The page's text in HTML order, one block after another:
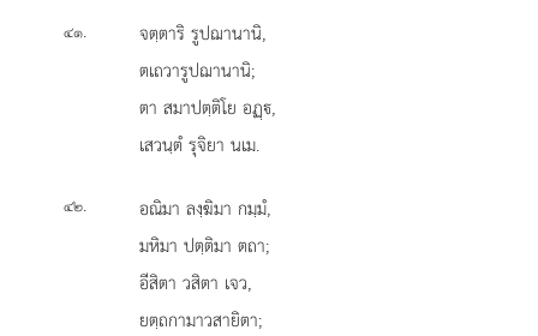
๔๑. จตฺตาริ รูปฌานานิ,
ตเถวารูปฌานานิ;
ตา สมาปตฺติโย อฏฺ,
เสวนฺตํ รุจิยา นเม.
๔๒.
อณิมา ลงฺฆิมา กมฺมํ,
มหิมา ปตฺติมา ตถา;
อีสิตา วสิตา เจว,
ยตฺถกามาวสายิตา;